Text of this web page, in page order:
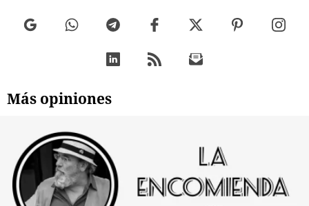
Más opiniones